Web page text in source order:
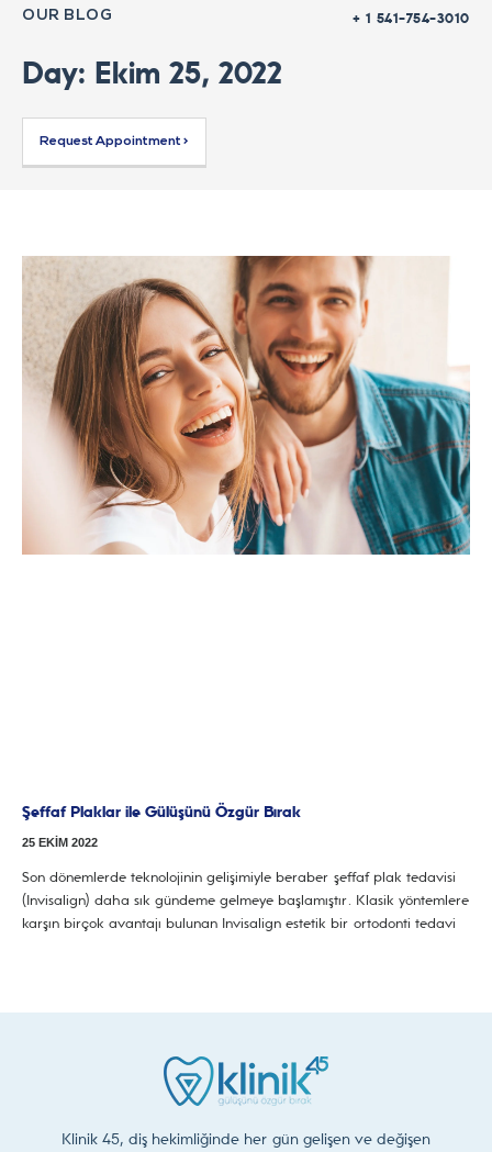
OUR BLOG + 1 541-754-3010
Day: Ekim 25, 2022
Request Appointment >
Şeffaf Plaklar ile Gülüşünü Özgür Bırak
25 EKIM 2022
Son dönemlerde teknolojinin gelişimiyle beraber şeffaf plak tedavisi
(Invisalign) daha sık gündeme gelmeye başlamıştır. Klasik yöntemlere
karşın birçok avantajı bulunan Invisalign estetik bir ortodonti tedavi
Klinik 45, diş hekimliğinde her gün gelişen ve değişen